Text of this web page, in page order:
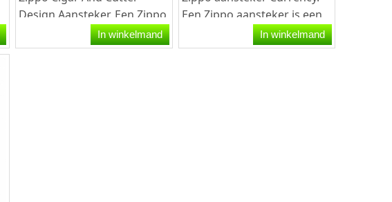
Design Aansteker. Een Zippo
is een kwalitatief goede...
In winkelmand
Een Zippo aansteker is een
goede aansteker met de...
In winkelmand